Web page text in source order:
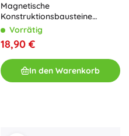
Magnetische
Konstruktionsbausteine
Bauernhof 46 Stk.
Vorrätig
18,90 €
In den Warenkorb